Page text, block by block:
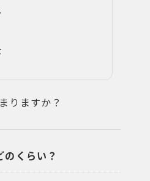
りますか？
くらい？